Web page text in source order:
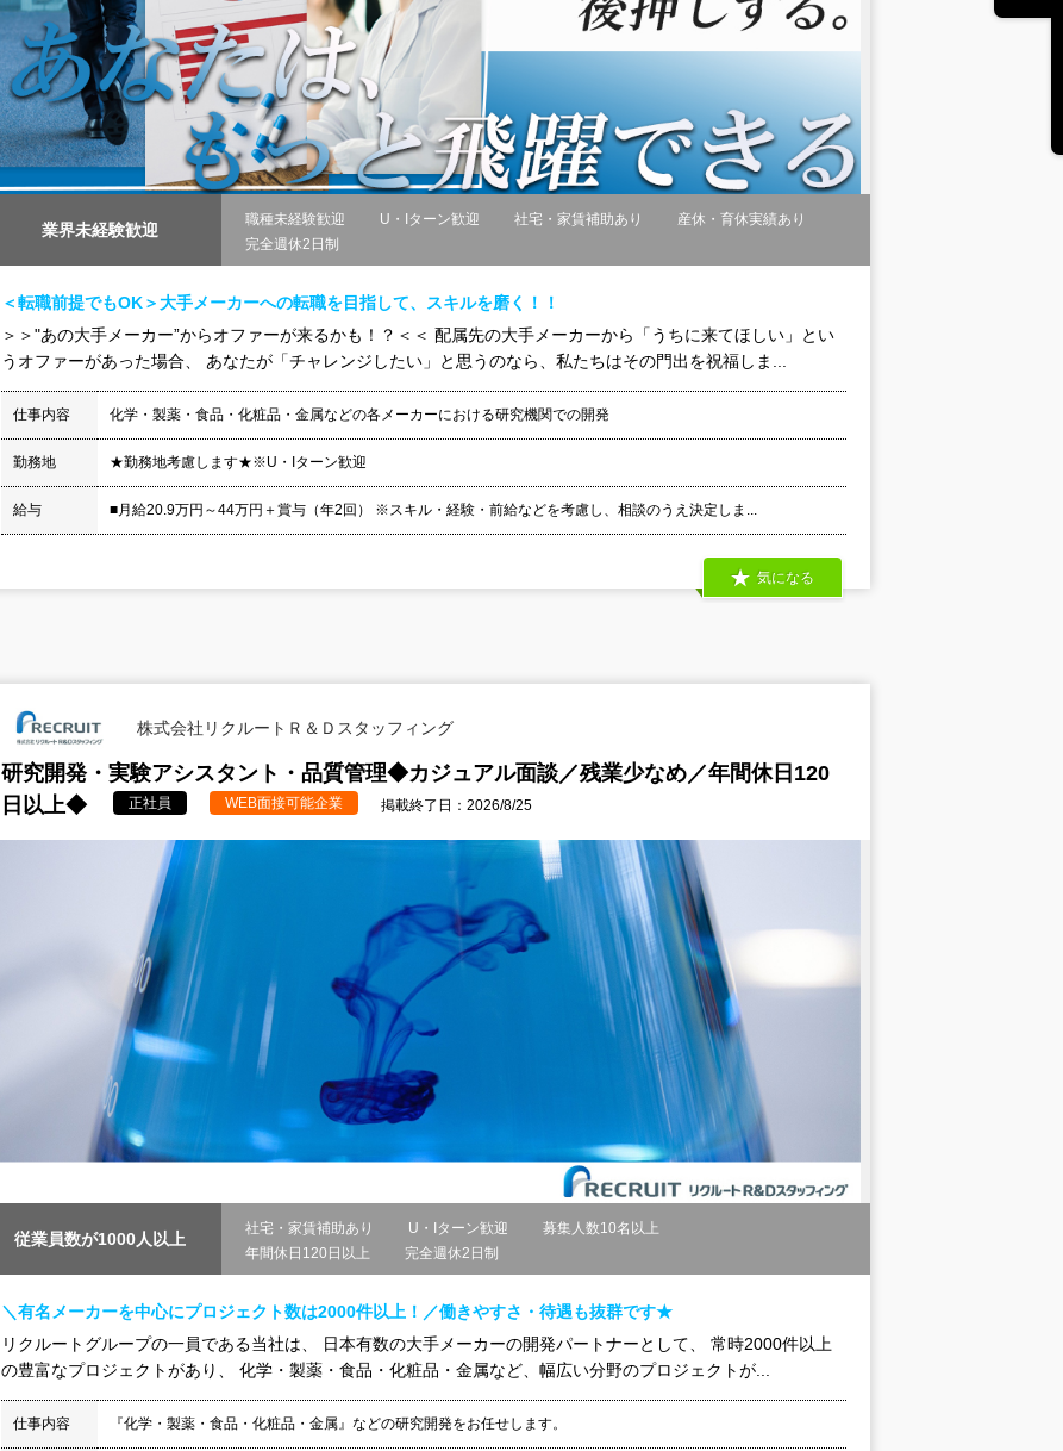
業界未経験歓迎
職種未経験歓迎 U・Iターン歓迎 社宅・家賃補助あり
産休・育休実績あり
完全週休2日制
＜転職前提でもOK＞大手メーカーへの転職を目指して、スキルを磨く！！
＞＞"あの大手メーカー”からオファーが来るかも！？＜＜ 配属先の大手メーカーから「うちに来てほしい」とい
うオファーがあった場合、 あなたが「チャレンジしたい」と思うのなら、私たちはその門出を祝福しま...
仕事内容 化学・製薬・食品・化粧品・金属などの各メーカーにおける研究機関での開発
勤務地 ★勤務地考慮します★※U・Iターン歓迎
給与 ■月給20.9万円～44万円＋賞与（年2回） ※スキル・経験・前給などを考慮し、相談のうえ決定しま...
気になる
株式会社リクルートＲ＆Ｄスタッフィング
研究開発・実験アシスタント・品質管理◆カジュアル面談／残業少なめ／年間休日120
日以上◆
正社員 WEB面接可能企業 掲載終了日：2026/8/25
従業員数が1000人以上
社宅・家賃補助あり U・Iターン歓迎
募集人数10名以上
年間休日120日以上
完全週休2日制
＼有名メーカーを中心にプロジェクト数は2000件以上！／働きやすさ・待遇も抜群です★
リクルートグループの一員である当社は、 日本有数の大手メーカーの開発パートナーとして、 常時2000件以上
の豊富なプロジェクトがあり、 化学・製薬・食品・化粧品・金属など、幅広い分野のプロジェクトが...
仕事内容 『化学・製薬・食品・化粧品・金属』などの研究開発をお任せします。